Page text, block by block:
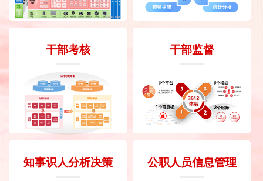
干部考核 干部监督
知事识人分析决策 公职人员信息管理